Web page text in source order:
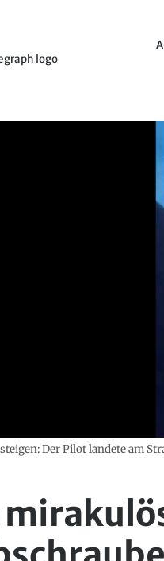
logo
Der Pilot landete am